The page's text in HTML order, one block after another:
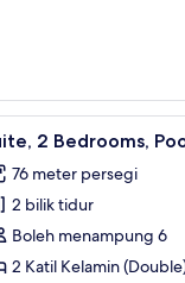
tamu
8 2 Bedrooms,
76 meter persegi
2 bilik tidur
Boleh menampung 6
2 Katil Kelamin